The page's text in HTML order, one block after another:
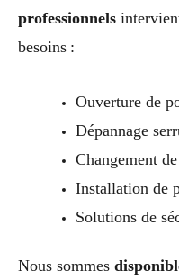
professionnels
besoins :
Ouverture de
Dépannage
Changement
Installation de
Solutions de
Nous sommes